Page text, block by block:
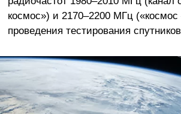
космос») и 2170–2200 МГц
проведения тестирования